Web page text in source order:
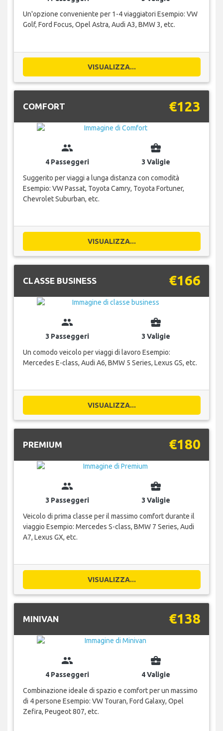
Un'opzione conveniente per 1-4 viaggiatori Esempio: VW
Golf, Ford Focus, Opel Astra, Audi A3, BMW 3, etc.
VISUALIZZA...
COMFORT €123
group
4 Passeggeri
business_center
3 Valigie
Suggerito per viaggi a lunga distanza con comodità
Esempio: VW Passat, Toyota Camry, Toyota Fortuner,
Chevrolet Suburban, etc.
VISUALIZZA...
CLASSE BUSINESS €166
group
3 Passeggeri
business_center
3 Valigie
Un comodo veicolo per viaggi di lavoro Esempio:
Mercedes E-class, Audi A6, BMW 5 Series, Lexus GS, etc.
VISUALIZZA...
PREMIUM €180
group
3 Passeggeri
business_center
3 Valigie
Veicolo di prima classe per il massimo comfort durante il
viaggio Esempio: Mercedes S-class, BMW 7 Series, Audi
A7, Lexus GX, etc.
VISUALIZZA...
MINIVAN €138
group
4 Passeggeri
business_center
4 Valigie
Combinazione ideale di spazio e comfort per un massimo
di 4 persone Esempio: VW Touran, Ford Galaxy, Opel
Zefira, Peugeot 807, etc.